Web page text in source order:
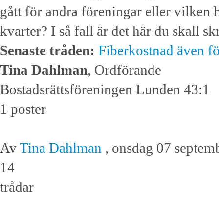
gått för andra föreningar eller vilken
kvarter? I så fall är det här du skall
Senaste tråden: Fiberkostnad även
Tina Dahlman, Ordförande
Bostadsrättsföreningen Lunden 43:1
1 poster
AvTina Dahlman , onsdag 07
14
trådar